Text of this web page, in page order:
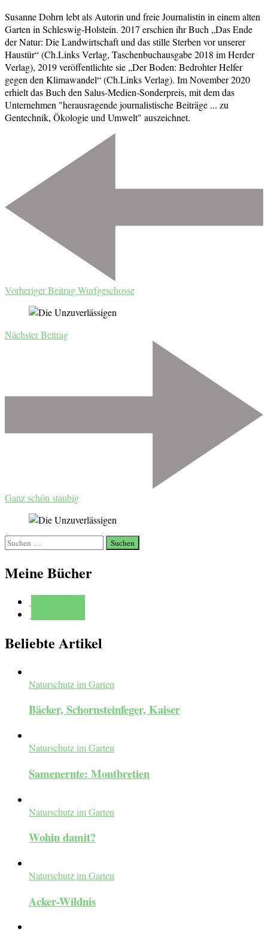
Susanne Dohrn lebt als Autorin und freie Journalistin in einem alten
Garten in Schleswig-Holstein. 2017 erschien ihr Buch „Das Ende
der Natur: Die Landwirtschaft und das stille Sterben vor unserer
Haustür“ (Ch.Links Verlag, Taschenbuchausgabe 2018 im Herder
Verlag), 2019 veröffentlichte sie „Der Boden: Bedrohter Helfer
gegen den Klimawandel“ (Ch.Links Verlag). Im November 2020
erhielt das Buch den Salus-Medien-Sonderpreis, mit dem das
Unternehmen "herausragende journalistische Beiträge ... zu
Gentechnik, Ökologie und Umwelt" auszeichnet.
Beitragsnavigation
Vorheriger BeitragWurfgeschosse
Nächster Beitrag
Ganz schön staubig
Suchen
nach:
Meine Bücher
Beliebte Artikel
Naturschutz im Garten
Bäcker, Schornsteinfeger, Kaiser
Naturschutz im Garten
Samenernte: Montbretien
Naturschutz im Garten
Wohin damit?
Naturschutz im Garten
Acker-Wildnis